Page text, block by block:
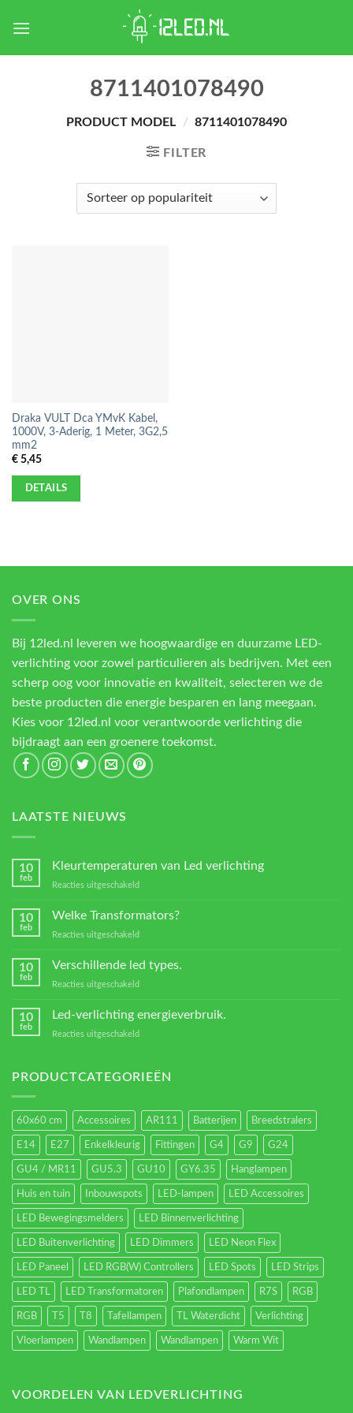
8711401078490
PRODUCT MODEL / 8711401078490
FILTER
Draka VULT Dca YMvK Kabel,
1000V, 3-Aderig, 1 Meter, 3G2,5
mm2
€5,45
DETAILS
OVER ONS
Bij 12led.nl leveren we hoogwaardige en duurzame LED-
verlichting voor zowel particulieren als bedrijven. Met een
scherp oog voor innovatie en kwaliteit, selecteren we de
beste producten die energie besparen en lang meegaan.
Kies voor 12led.nl voor verantwoorde verlichting die
bijdraagt aan een groenere toekomst.
LAATSTE NIEUWS
10
feb
Kleurtemperaturen van Led verlichting
Reacties uitgeschakeld
verlichting
10
feb
Welke Transformators?
Reacties uitgeschakeld
Transformators?
10
feb
Verschillende led types.
Reacties uitgeschakeld
10
feb
Led-verlichting energieverbruik.
Reacties uitgeschakeld
energieverbruik.
PRODUCTCATEGORIEËN
60x60 cm Accessoires AR111 Batterijen Breedstralers
E14 E27 Enkelkleurig Fittingen G4 G9 G24
GU4 / MR11 GU5.3 GU10 GY6.35 Hanglampen
Huis en tuin Inbouwspots LED-lampen LED Accessoires
LED Bewegingsmelders LED Binnenverlichting
LED Buitenverlichting LED Dimmers LED Neon Flex
LED Paneel LED RGB(W) Controllers LED Spots LED Strips
LED TL LED Transformatoren Plafondlampen R7S RGB
RGB T5 T8 Tafellampen TL Waterdicht Verlichting
Vloerlampen Wandlampen Wandlampen Warm Wit
VOORDELEN VAN LEDVERLICHTING